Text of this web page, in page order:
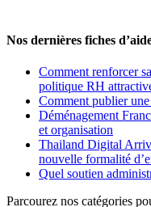
Nos dernières fiches
Comment renforcer
politique RH
Comment publier
Déménagement
et organisation
Thailand Digital
nouvelle formalité
Quel soutien
Parcourez nos catégories